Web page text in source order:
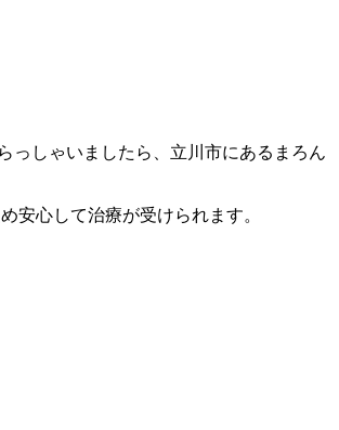
っしゃいましたら、立川市にあるまろん
安心して治療が受けられます。